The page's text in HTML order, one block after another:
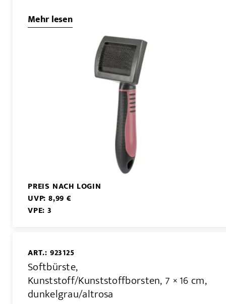
Mehr lesen
PREIS NACH LOGIN
UVP: 8,99 €
VPE: 3
ART.: 923125
Softbürste,
Kunststoff/Kunststoffborsten, 7 × 16 cm,
dunkelgrau/altrosa